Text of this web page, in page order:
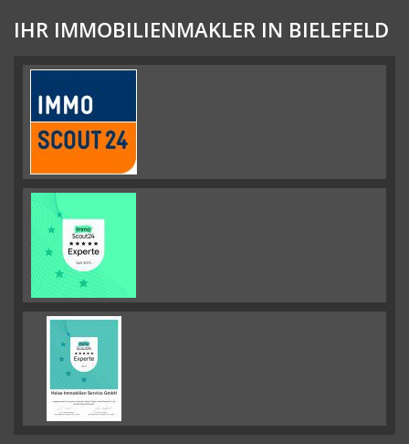
IHR IMMOBILIENMAKLER IN BIELEFELD